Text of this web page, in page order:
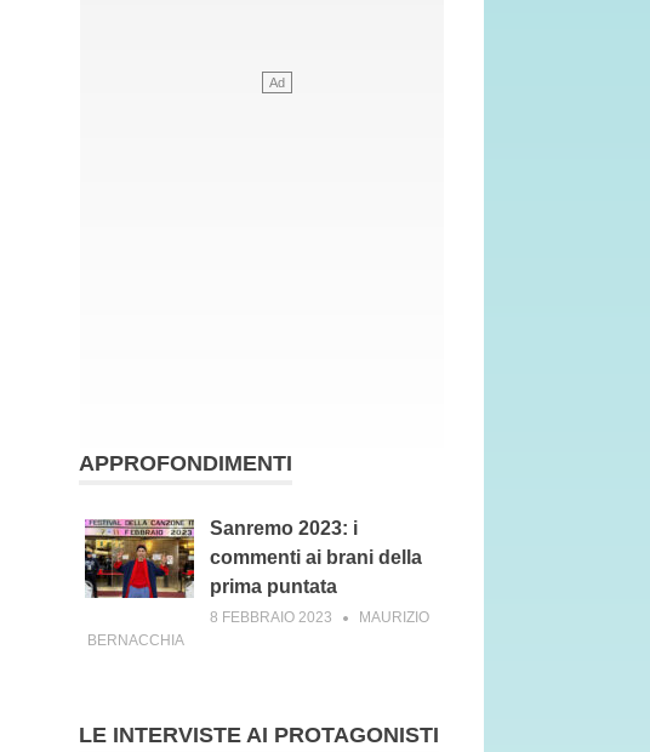
APPROFONDIMENTI
Sanremo 2023: i
commenti ai brani della
prima puntata
8 FEBBRAIO 2023
MAURIZIO
BERNACCHIA
LE INTERVISTE AI PROTAGONISTI